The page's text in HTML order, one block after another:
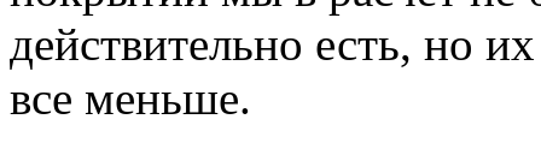
действительно есть, но
все меньше.